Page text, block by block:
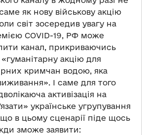
як нову військову акцію
світ зосередив увагу на
COVID-19, РФ може
канал, прикриваючись
акцію для
кримчан водою, яка
І саме для того
активізація на
українське угрупування
в цьому сценарії піде щось
зможе заявити: